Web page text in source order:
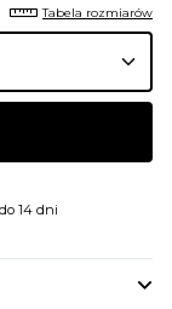
Tabela rozmiarów
14 dni